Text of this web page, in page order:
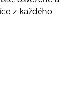
z každého